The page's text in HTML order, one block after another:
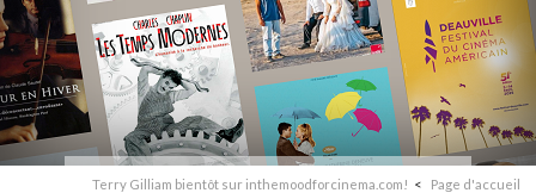
Terry Gilliam bientôt sur inthemoodforcinema.com! Page d'accueil